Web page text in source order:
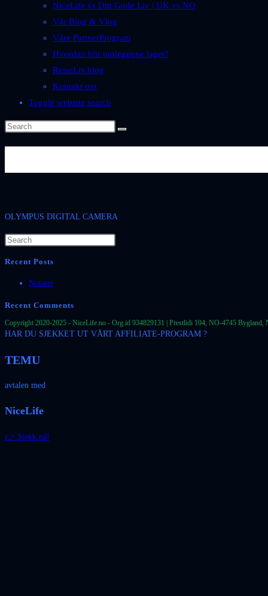
NiceLife vs Ditt Gode Liv | UK vs NO
Vår Blog & Vlog
Våre PartnerProgram
Hvordan blir innleggene laget?
ReiseLiv.blog
Kontakt oss
Toggle website search
OLYMPUS DIGITAL CAMERA
Recent Posts
Notater
Recent Comments
Copyright 2020-2025 - NiceLife.no - Org.id 934829131 | Prestlidi 104, NO-4745
HAR DU SJEKKET UT VÅRT AFFILIATE-PROGRAM ?
TEMU
avtalen med
NiceLife
👉 Sjekk nå!